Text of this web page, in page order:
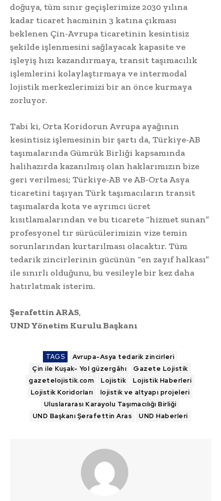
doğuya, tüm sınır geçişlerimize 2030 yılına
kadar ticaret hacminin 3 katına çıkması
beklenen Çin-Avrupa ticaretinin kesintisiz
şekilde işlenmesini sağlayacak kapasite ve
işleyiş hızı kazandırmaya, transit taşımacılık
işlemlerini kolaylaştırmaya ve intermodal
lojistik merkezlerimizi bir an önce kurmaya
zorluyor.
Tabi ki, Orta Koridorun Avrupa ayağının
kesintisiz işlemesinin bir şartı da, Türkiye-AB
taşımalarında Gümrük Birliği kapsamında
halihazırda kazanılmış olan haklarımızın bize
geri verilmesi; Türkiye-AB ve AB-Orta Asya
ticaretini taşıyan Türk taşımacıların transit
taşımalarda kota ve ayrımcı ücret
kısıtlamalarından ve bu ticarete “hizmet sunan”
profesyonel tır sürücülerimizin vize temin
sorunlarından kurtarılması olacaktır. Tüm
tedarik zincirlerinin gücünün “en zayıf halkası”
ile sınırlı olduğunu, bu vesileyle bir kez daha
hatırlatmak isterim.
Şerafettin ARAS,
UND Yönetim Kurulu Başkanı
TAGS
Avrupa-Asya tedarik zincirleri
Çin ile Kuşak- Yol güzergâhı
Gazete Lojistik
gazetelojistik.com
Lojistik
Lojistik Haberleri
Lojistik Koridorları
lojistik ve altyapı projeleri
Uluslararası Karayolu Taşımacılığı Birliği
UND Başkanı Şerafettin Aras
UND Haberleri